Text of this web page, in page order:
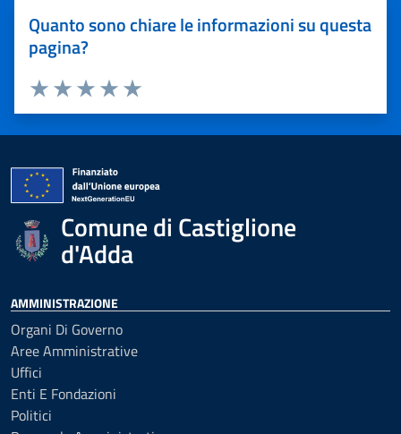
Quanto sono chiare le informazioni su questa
pagina?
Valuta 5 stelle su 5
Valuta 4 stelle su 5
Valuta 3 stelle su 5
Valuta 2 stelle su 5
Valuta 1 stelle su 5
Comune di Castiglione
d'Adda
AMMINISTRAZIONE
Organi Di Governo
Aree Amministrative
Uffici
Enti E Fondazioni
Politici